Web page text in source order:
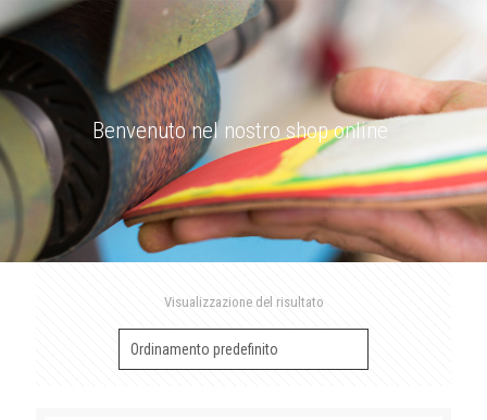
Benvenuto nel nostro shop online
Visualizzazione del risultato